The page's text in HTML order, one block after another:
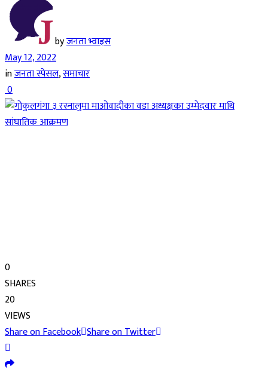
byजनता भ्वाइस
May 12, 2022
inजनता स्पेसल,समाचार
0
0
SHARES
20
VIEWS
Share on Facebook Share on Twitter